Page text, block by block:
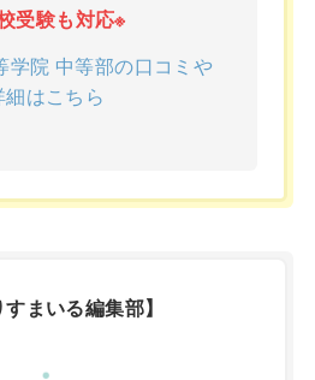
受験も対応※
学院 中等部の口コミや
細はこちら
すまいる編集部】